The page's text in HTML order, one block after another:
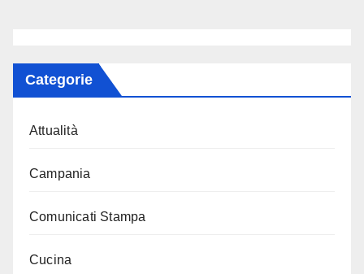
Categorie
Attualità
Campania
Comunicati Stampa
Cucina